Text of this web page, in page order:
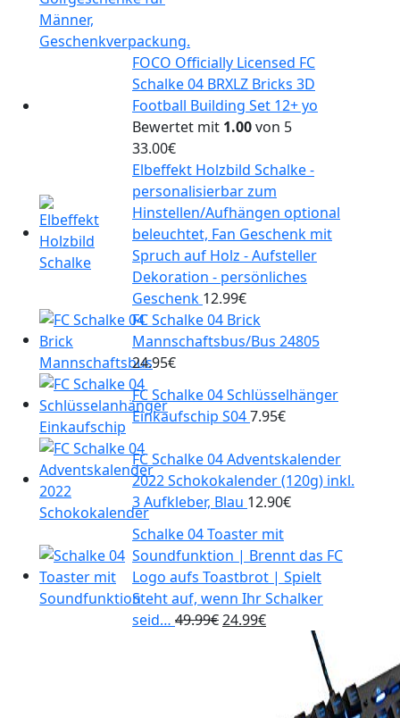
FOCO Officially Licensed FC
Schalke 04 BRXLZ Bricks 3D
Football Building Set 12+ yo
Bewertet mit 1.00von 5
33.00€
Elbeffekt Holzbild Schalke -
personalisierbar zum
Hinstellen/Aufhängen optional
beleuchtet, Fan Geschenk mit
Spruch auf Holz - Aufsteller
Dekoration - persönliches
Geschenk 12.99€
FC Schalke 04 Brick
Mannschaftsbus/Bus 24805
24.95€
FC Schalke 04 Schlüsselhänger
Einkaufschip S047.95€
FC Schalke 04 Adventskalender
2022 Schokokalender (120g) inkl.
3 Aufkleber, Blau 12.90€
Schalke 04 Toaster mit
Soundfunktion | Brennt das FC
Logo aufs Toastbrot | Spielt
Steht auf, wenn Ihr Schalker
seid… 49.99€ Ursprünglicher
24.99€Aktueller